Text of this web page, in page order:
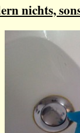
nichts,